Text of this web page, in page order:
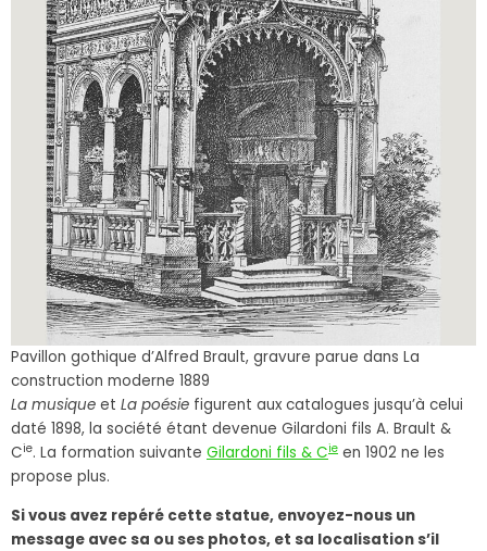
Pavillon gothique d’Alfred Brault, gravure parue dans La
construction moderne 1889
La musique et La poésie figurent aux catalogues jusqu’à celui
daté 1898, la société étant devenue Gilardoni fils A. Brault &
Cie. La formation suivante Gilardoni fils & Cie en 1902 ne les
propose plus.
Si vous avez repéré cette statue, envoyez-nous un
message avec sa ou ses photos, et sa localisation s’il